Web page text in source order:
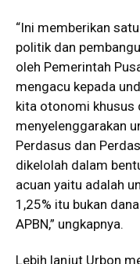
“Ini memberikan
politik dan
oleh Pemerintah
mengacu kepada
kita otonomi khusus
menyelenggarakan
Perdasus dan
dikelolah dalam
acuan yaitu adalah
1,25% itu bukan
APBN,” ungkapnya.
Lebih lanjut Urbon